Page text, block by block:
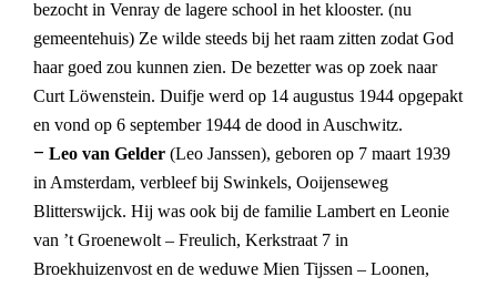
bezocht in Venray de lagere school in het klooster. (nu
gemeentehuis) Ze wilde steeds bij het raam zitten zodat God
haar goed zou kunnen zien. De bezetter was op zoek naar
Curt Löwenstein. Duifje werd op 14 augustus 1944 opgepakt
en vond op 6 september 1944 de dood in Auschwitz.
– Leo van Gelder (Leo Janssen), geboren op 7 maart 1939
in Amsterdam, verbleef bij Swinkels, Ooijenseweg
Blitterswijck. Hij was ook bij de familie Lambert en Leonie
van ’t Groenewolt – Freulich, Kerkstraat 7 in
Broekhuizenvost en de weduwe Mien Tijssen – Loonen,